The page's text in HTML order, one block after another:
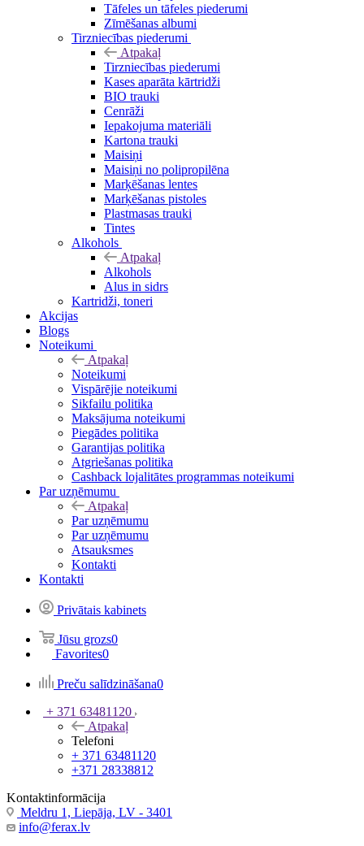
Tāfeles un tāfeles piederumi
Zīmēšanas albumi
Tirzniecības piederumi
Atpakaļ
Tirzniecības piederumi
Kases aparāta kārtridži
BIO trauki
Cenrāži
Iepakojuma materiāli
Kartona trauki
Maisiņi
Maisiņi no polipropilēna
Marķēšanas lentes
Marķēšanas pistoles
Plastmasas trauki
Tintes
Alkohols
Atpakaļ
Alkohols
Alus in sidrs
Kartridži, toneri
Akcijas
Blogs
Noteikumi
Atpakaļ
Noteikumi
Vispārējie noteikumi
Sikfailu politika
Maksājuma noteikumi
Piegādes politika
Garantijas politika
Atgriešanas politika
Cashback lojalitātes programmas noteikumi
Par uzņēmumu
Atpakaļ
Par uzņēmumu
Par uzņēmumu
Atsauksmes
Kontakti
Kontakti
Privātais kabinets
Jūsu grozs0
Favorites0
Preču salīdzināšana0
+ 371 63481120
Atpakaļ
Telefoni
+ 371 63481120
+371 28338812
Kontaktinformācija
Meldru 1, Liepāja, LV - 3401
info@ferax.lv